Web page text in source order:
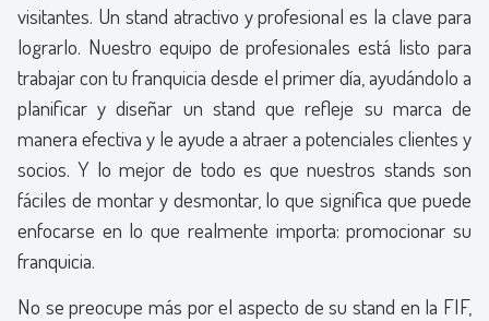
visitantes. Un stand atractivo y profesional es la clave para
lograrlo. Nuestro equipo de profesionales está listo para
trabajar con tu franquicia desde el primer día, ayudándolo a
planificar y diseñar un stand que refleje su marca de
manera efectiva y le ayude a atraer a potenciales clientes y
socios. Y lo mejor de todo es que nuestros stands son
fáciles de montar y desmontar, lo que significa que puede
enfocarse en lo que realmente importa: promocionar su
franquicia.
No se preocupe más por el aspecto de su stand en la FIF,